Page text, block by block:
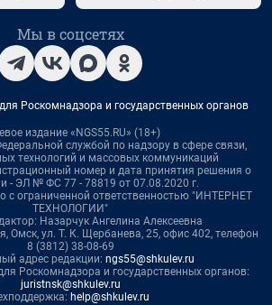
Мы в соцсетях
Роскомнадзора и государственных органов
издание «NGS55.RU» (18+)
службой по надзору в сфере связи,
технологий и массовых коммуникаций
номер и дата принятия решения о
- ЭЛ № ФС 77 - 78819 от 07.08.2020 г.
с ограниченной ответственностью "ИНТЕРНЕТ
ТЕХНОЛОГИИ"
Назарчук Ангелина Алексеевна
Омск, ул. Т. К. Щербанева, 25, офис 402, телефон
8 (3812) 38-08-69
адрес редакции: ngs55@shkulev.ru
Роскомнадзора и государственных органов:
juristnsk@shkulev.ru
help@shkulev.ru